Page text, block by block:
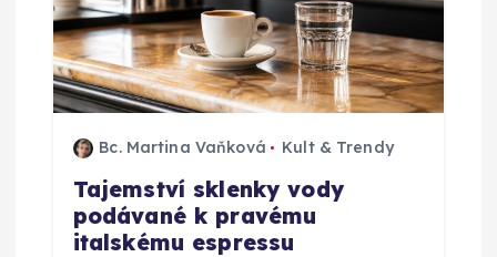
r
o
p
Bc. Martina Vaňková Kult & Trendy
Tajemství sklenky vody
podávané k pravému
italskému espressu